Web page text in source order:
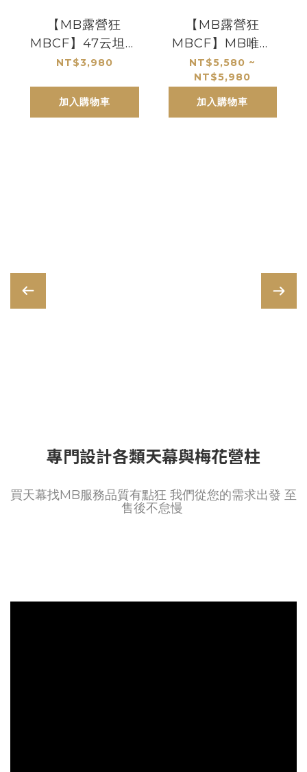
【MB露營狂
MBCF】47云坦延
伸天幕 專利多變化
NT$3,980
加入購物車
【MB露營狂
MBCF】MB唯一
專利對折6*7哈比天
幕
NT$5,580 ~
NT$5,980
加入購物車
專門設計各類天幕與梅花營柱
買天幕找MB服務品質有點狂 我們從您的需求出發 至
售後不怠慢